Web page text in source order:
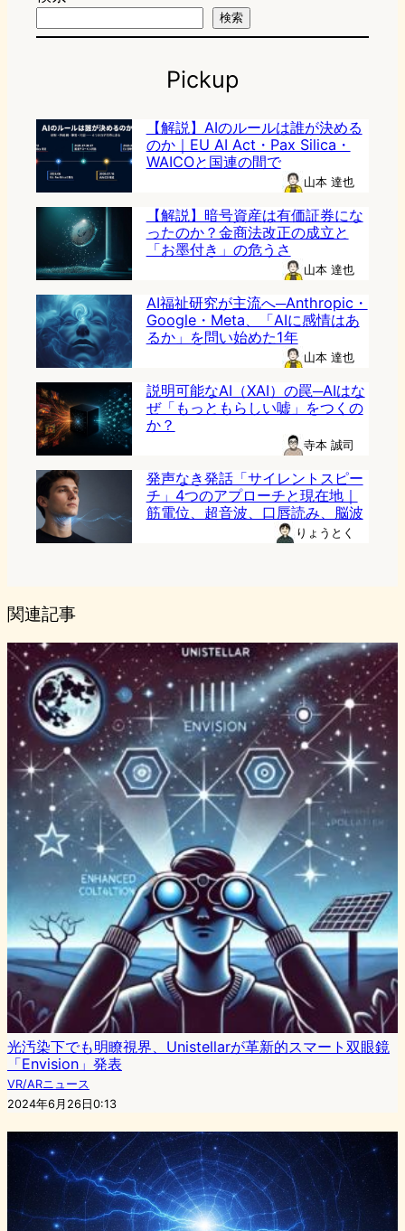
検索
Pickup
【解説】AIのルールは誰が決める
のか｜EU AI Act・Pax Silica・
WAICOと国連の間で
山本 達也
【解説】暗号資産は有価証券にな
ったのか？金商法改正の成立と
「お墨付き」の危うさ
山本 達也
AI福祉研究が主流へ─Anthropic・
Google・Meta、「AIに感情はあ
るか」を問い始めた1年
山本 達也
説明可能なAI（XAI）の罠─AIはな
ぜ「もっともらしい嘘」をつくの
か？
寺本 誠司
発声なき発話「サイレントスピー
チ」4つのアプローチと現在地｜
筋電位、超音波、口唇読み、脳波
りょうとく
関連記事
光汚染下でも明瞭視界、Unistellarが革新的スマート双眼鏡
「Envision」発表
VR/ARニュース
2024年6月26日0:13